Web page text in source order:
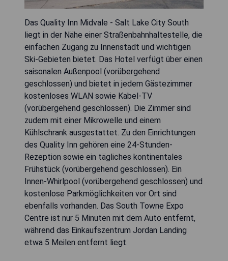
Das Quality Inn Midvale - Salt Lake City South
liegt in der Nähe einer Straßenbahnhaltestelle, die
einfachen Zugang zu Innenstadt und wichtigen
Ski-Gebieten bietet. Das Hotel verfügt über einen
saisonalen Außenpool (vorübergehend
geschlossen) und bietet in jedem Gästezimmer
kostenloses WLAN sowie Kabel-TV
(vorübergehend geschlossen). Die Zimmer sind
zudem mit einer Mikrowelle und einem
Kühlschrank ausgestattet. Zu den Einrichtungen
des Quality Inn gehören eine 24-Stunden-
Rezeption sowie ein tägliches kontinentales
Frühstück (vorübergehend geschlossen). Ein
Innen-Whirlpool (vorübergehend geschlossen) und
kostenlose Parkmöglichkeiten vor Ort sind
ebenfalls vorhanden. Das South Towne Expo
Centre ist nur 5 Minuten mit dem Auto entfernt,
während das Einkaufszentrum Jordan Landing
etwa 5 Meilen entfernt liegt.